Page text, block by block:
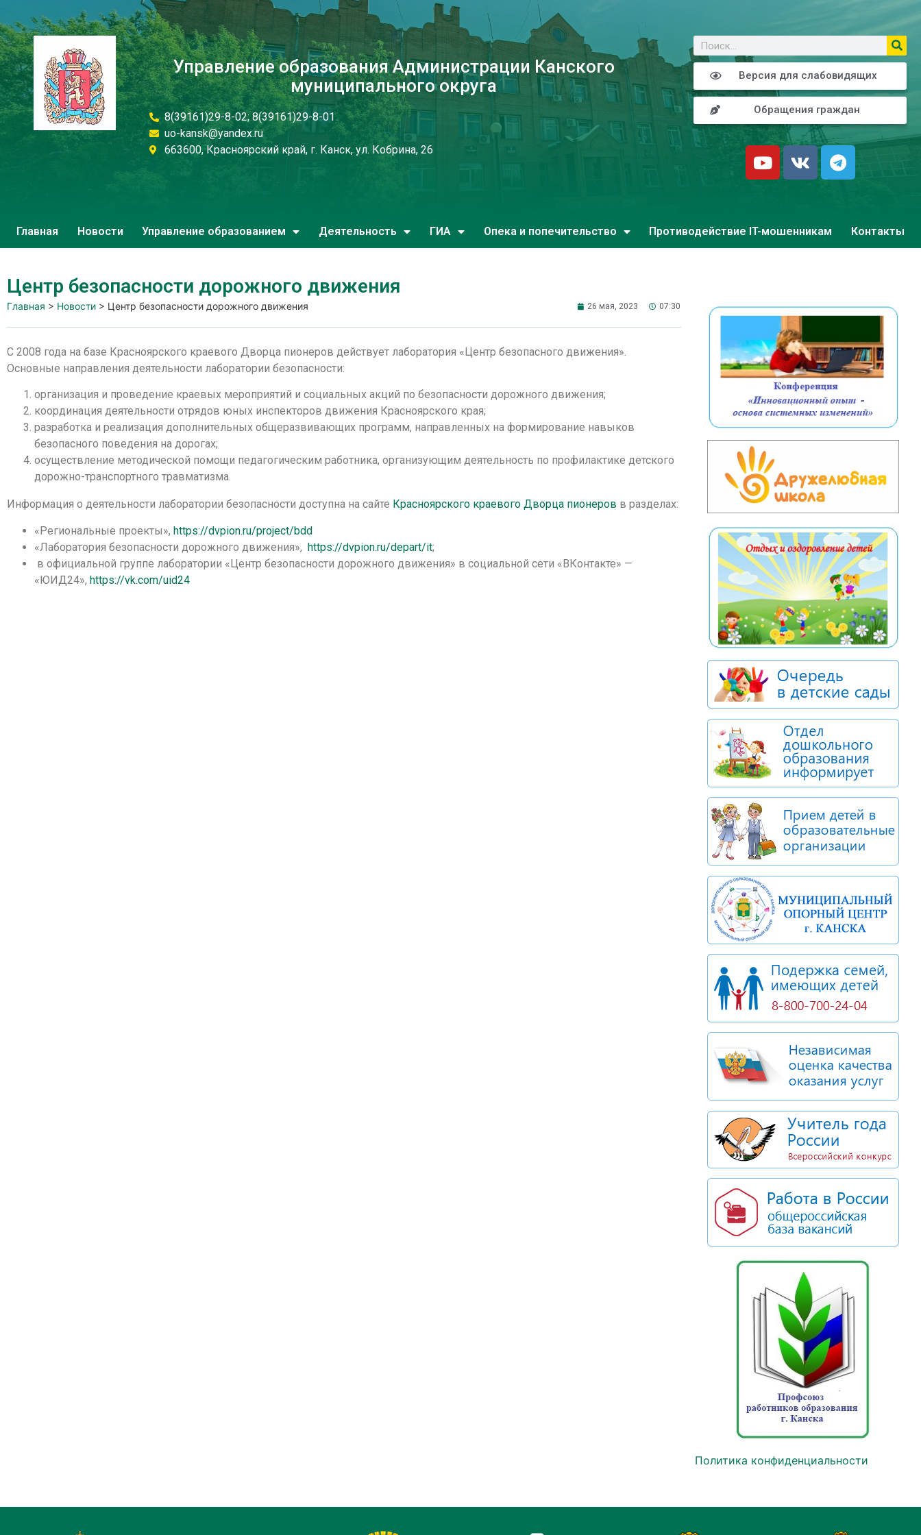
Управление образования Администрации Канского
муниципального округа
8(39161)29-8-02; 8(39161)29-8-01
uo-kansk@yandex.ru
663600, Красноярский край, г. Канск, ул. Кобрина, 26
Версия для слабовидящих
Обращения граждан
Главная Новости Управление образованием Деятельность ГИА Опека и попечительство Противодействие IT-мошенникам Контакты
Центр безопасности дорожного движения
Главная > Новости > Центр безопасности дорожного движения 26 мая, 2023 07:30
С 2008 года на базе Красноярского краевого Дворца пионеров действует лаборатория «Центр безопасного движения».
Основные направления деятельности лаборатории безопасности:
организация и проведение краевых мероприятий и социальных акций по безопасности дорожного движения;
координация деятельности отрядов юных инспекторов движения Красноярского края;
разработка и реализация дополнительных общеразвивающих программ, направленных на формирование навыков
безопасного поведения на дорогах;
осуществление методической помощи педагогическим работника, организующим деятельность по профилактике детского
дорожно-транспортного травматизма.
Информация о деятельности лаборатории безопасности доступна на сайте Красноярского краевого Дворца пионеров в разделах:
«Региональные проекты», https://dvpion.ru/project/bdd
«Лаборатория безопасности дорожного движения», https://dvpion.ru/depart/it;
в официальной группе лаборатории «Центр безопасности дорожного движения» в социальной сети «ВКонтакте» —
«ЮИД24», https://vk.com/uid24
Политика конфиденциальности